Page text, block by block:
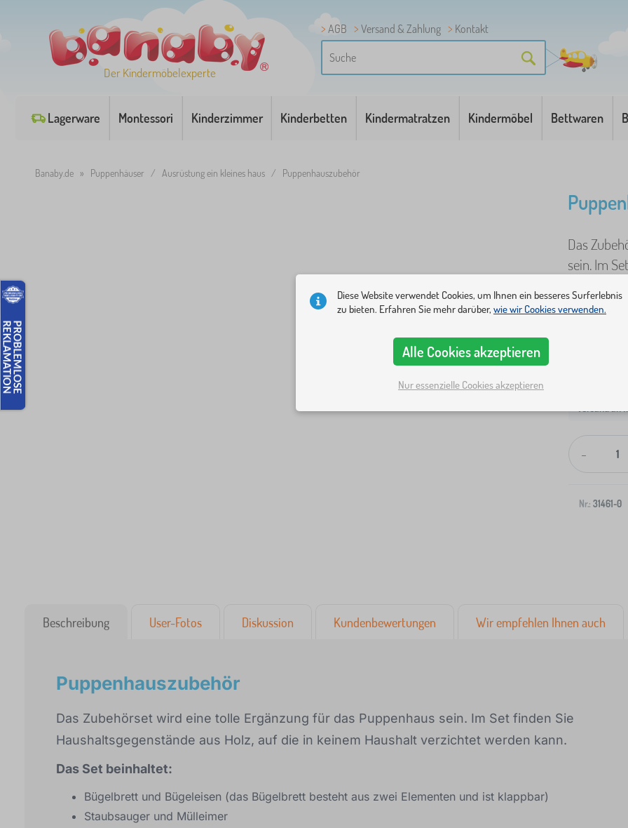
Der Kindermöbelexperte
AGB Versand & Zahlung
Kontakt
Lagerware Montessori Kinderzimmer Kinderbetten Kindermatratzen Kindermöbel Bettwaren
Banaby.de » Puppenhäuser / Ausrüstung ein kleines haus / Puppenhauszubehör
Das
sein. Im
keinem
Versand an
-
Nr.: 31461-0
Beschreibung User-Fotos Diskussion Kundenbewertungen Wir empfehlen Ihnen auch
Puppenhauszubehör
Das Zubehörset wird eine tolle Ergänzung für das Puppenhaus sein. Im Set finden Sie
Haushaltsgegenstände aus Holz, auf die in keinem Haushalt verzichtet werden kann.
Das Set beinhaltet:
Bügelbrett und Bügeleisen (das Bügelbrett besteht aus zwei Elementen und ist klappbar)
Staubsauger und Mülleimer
Diese Website verwendet Cookies, um Ihnen ein besseres Surferlebnis
zu bieten. Erfahren Sie mehr darüber, wie wir Cookies verwenden.
Alle Cookies akzeptieren
Nur essenzielle Cookies akzeptieren